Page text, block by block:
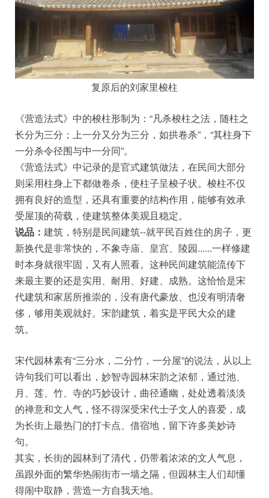
复原后的刘家里梭柱
《营造法式》中的梭柱形制为：“凡杀梭柱之法，随柱之
长分为三分；上一分又分为三分，如拱卷杀”，“其柱身下
一分杀令径围与中一分同”。
《营造法式》中记录的是官式建筑做法，在民间大部分
则采用柱身上下都做卷杀，使柱子呈梭子状。梭柱不仅
拥有良好的造型，还具有重要的结构作用，能够有效承
受屋顶的荷载，使建筑整体美观且稳定。
说品： 建筑，特别是民间建筑--就平民百姓住的房子，更
新换代是非常快的，不象寺庙、皇宫、陵园......一样修建
时本身就很牢固，又有人照看。这种民间建筑能流传下
来最主要的还是实用、耐用、好建、成熟。这恰恰是宋
代建筑和家居所推崇的，没有唐代豪放、也没有明清奢
侈，够用美观就好。宋韵建筑，着实是平民大众的建
筑。
宋代园林素有“三分水，二分竹，一分屋”的说法，从以上
诗句我们可以看出，妙智寺园林宋韵之浓郁，通过池、
月、莲、竹、寺的巧妙设计，曲径通幽，处处透着淡淡
的禅意和文人气，怪不得深受宋代士子文人的喜爱，成
为长街上最热门的打卡点、借宿地，留下许多美妙诗
句。
其实，长街的园林到了清代，仍带着浓浓的文人气息，
虽跟外面的繁华热闹街市一墙之隔，但园林主人们却懂
得闹中取静，营造一方自我天地。